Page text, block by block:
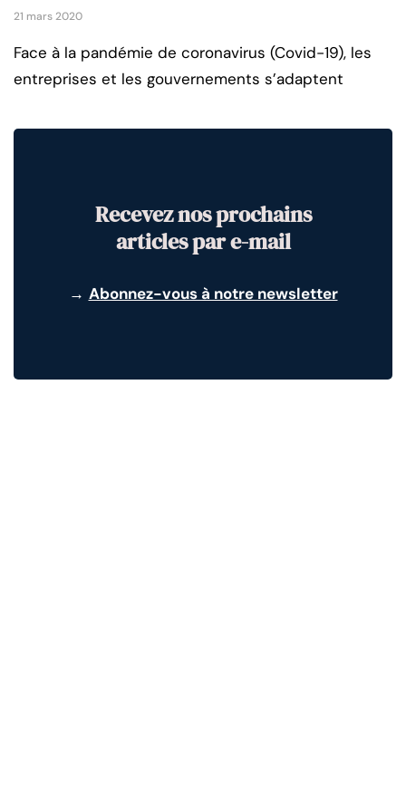
21 mars 2020
Face à la pandémie de coronavirus (Covid-19), les
entreprises et les gouvernements s’adaptent
Recevez nos prochains
articles par e-mail
→ Abonnez-vous à notre newsletter